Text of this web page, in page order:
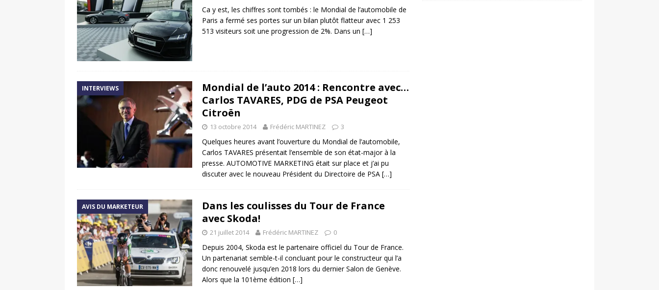
Ca y est, les chiffres sont tombés : le Mondial de l’automobile de
Paris a fermé ses portes sur un bilan plutôt flatteur avec 1 253
513 visiteurs soit une progression de 2%. Dans un […]
INTERVIEWS
Mondial de l’auto 2014 : Rencontre avec…
Carlos TAVARES, PDG de PSA Peugeot
Citroën
13 octobre 2014 Frédéric MARTINEZ 3
Quelques heures avant l’ouverture du Mondial de l’automobile,
Carlos TAVARES présentait l’ensemble de son état-major à la
presse. AUTOMOTIVE MARKETING était sur place et j’ai pu
discuter avec le nouveau Président du Directoire de PSA […]
AVIS DU MARKETEUR
Dans les coulisses du Tour de France
avec Skoda!
21 juillet 2014 Frédéric MARTINEZ 0
Depuis 2004, Skoda est le partenaire officiel du Tour de France.
Un partenariat semble-t-il concluant pour le constructeur qui l’a
donc renouvelé jusqu’en 2018 lors du dernier Salon de Genève.
Alors que la 101ème édition […]